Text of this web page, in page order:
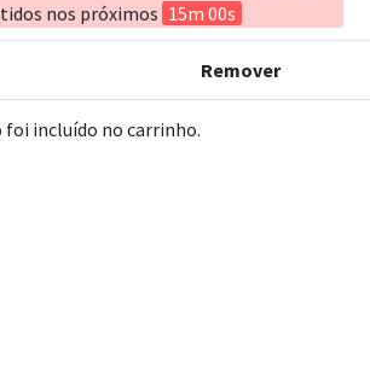
nos próximos 15m 00s
Remover
incluído no carrinho.